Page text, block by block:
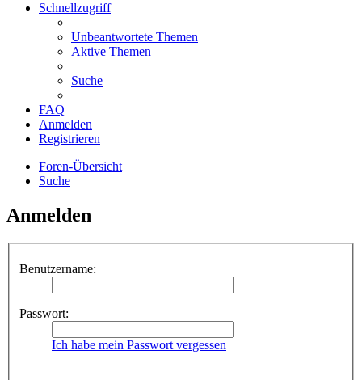
Schnellzugriff
Unbeantwortete Themen
Aktive Themen
Suche
FAQ
Anmelden
Registrieren
Foren-Übersicht
Suche
Anmelden
Benutzername:
Passwort:
Ich habe mein Passwort vergessen